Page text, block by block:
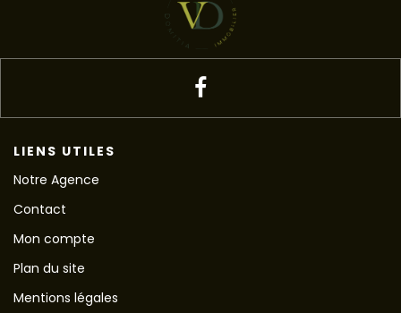
LIENS UTILES
Notre Agence
Contact
Mon compte
Plan du site
Mentions légales